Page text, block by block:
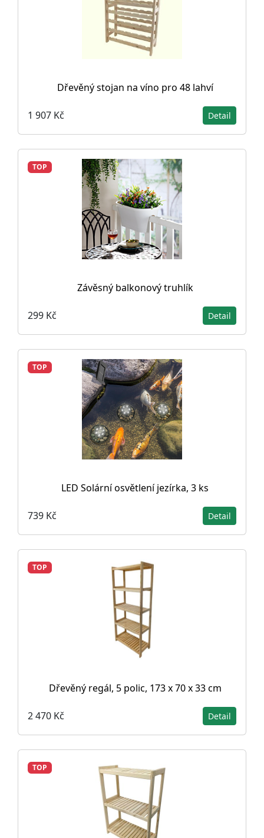
Dřevěný stojan na víno pro 48 lahví
1 907 Kč Detail
TOP
Závěsný balkonový truhlík
299 Kč Detail
TOP
LED Solární osvětlení jezírka, 3 ks
739 Kč Detail
TOP
Dřevěný regál, 5 polic, 173 x 70 x 33 cm
2 470 Kč Detail
TOP